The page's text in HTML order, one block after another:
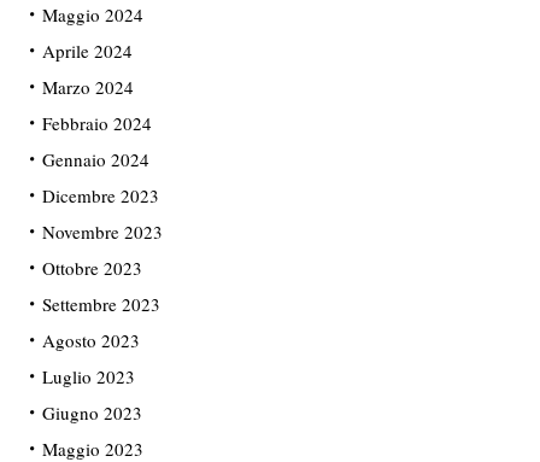
Maggio 2024
Aprile 2024
Marzo 2024
Febbraio 2024
Gennaio 2024
Dicembre 2023
Novembre 2023
Ottobre 2023
Settembre 2023
Agosto 2023
Luglio 2023
Giugno 2023
Maggio 2023